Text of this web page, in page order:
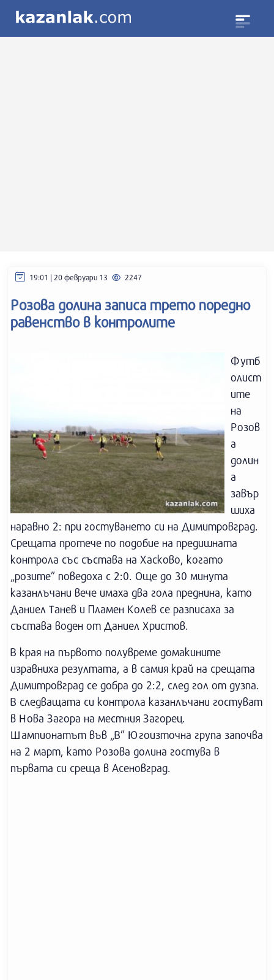
19:01 | 20 февруари 13 2247
Розова долина записа трето поредно
равенство в контролите
Футб
олист
ите
на
Розов
а
долин
а
завър
шиха
наравно 2: при гостуването си на Димитровград.
Срещата протече по подобие на предишната
контрола със състава на Хасково, когато
„розите” поведоха с 2:0. Още до 30 минута
казанлъчани вече имаха два гола преднина, като
Даниел Танев и Пламен Колев се разписаха за
състава воден от Даниел Христов.
В края на първото полувреме домакините
изравниха резултата, а в самия край на срещата
Димитровград се добра до 2:2, след гол от дузпа.
В следващата си контрола казанлъчани гостуват
в Нова Загора на местния Загорец.
Шампионатът във „В” Югоизточна група започва
на 2 март, като Розова долина гостува в
първата си среща в Асеновград.